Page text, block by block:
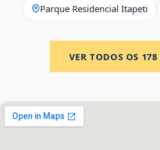
Parque Residencial Itapeti
VER TODOS OS 178